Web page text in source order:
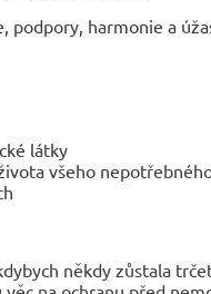
podpory, harmonie a
látky
všeho
někdy zůstala